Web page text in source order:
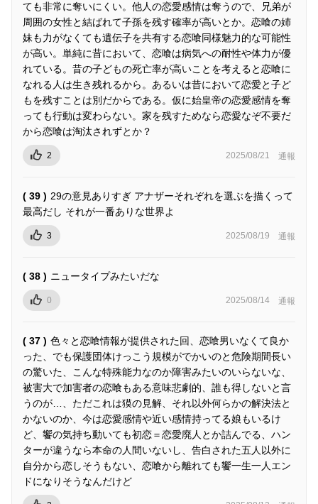
ても非常に奪いにくい。他人の恋愛感情は奪うので、兄弟が
周囲の女性と結ばれて子孫を残す確率が高いとか。恋喰の姉
妹も力がなくても遺伝子を共有する恋喰同様魅力的な可能性
が高い。単純に昔において、恋喰は病気への耐性や体力が優
れている。昔の子どもの死亡率が高いことを考えると恋喰に
なれる人は生き残れるから。あるいは昔において恋愛と子ど
もを残すことは別だからである。仮に始皇帝の恋愛感情を奪
っても行動は変わらない。家を残すためなら恋愛なぞ不要だ
から恋喰は淘汰されずとか？
2 2025/08/21 通報
( 39 ) 29の意見ありすぎ アナザーそれぞれを選ぶを描くって
最高だし それが一番ありな世界よ
3 2025/08/19 通報
( 38 ) ニュータイプみたいだな
0 2025/08/14 通報
( 37 ) 色々と恋喰情報が提供された回、恋喰男いなくて良か
った、でも保護団体けっこう規模がでかいのと危険期間長い
の驚いた、こんな特殊能力なのか障害みたいのいらないな、
被害大で加害者の恋喰もある意味悲劇的、誰も得しないと言
うのが…、ただこれは獏の見解、それ以外何らかの解決法と
かないのか、今は恋愛感情や近い感情持ってる娘もいるけ
ど、饗の気持ち動いても初恋＝恋愛廃人とか詰んでる、ハン
ターが違うなら本命の人間いないし、告白された五人以外に
自分から恋しそうもない、恋喰から離れても饗一生一人エン
ドになりそうなんだけど